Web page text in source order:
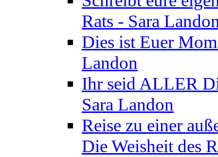
Rats - Sara
Dies ist Euer
Landon
Ihr seid ALLER
Sara Landon
Reise zu einer
Die Weisheit des